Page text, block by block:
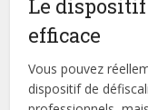
Le
efficace
Vous pouvez
dispositif de